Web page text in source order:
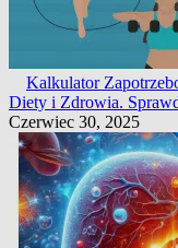
Kalkulator
Diety i Zdrowia.
Czerwiec 30, 2025